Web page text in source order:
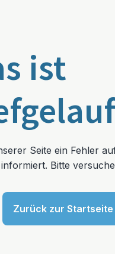
ist
Seite ein Fehler
Bitte
Zurück zur Startseite